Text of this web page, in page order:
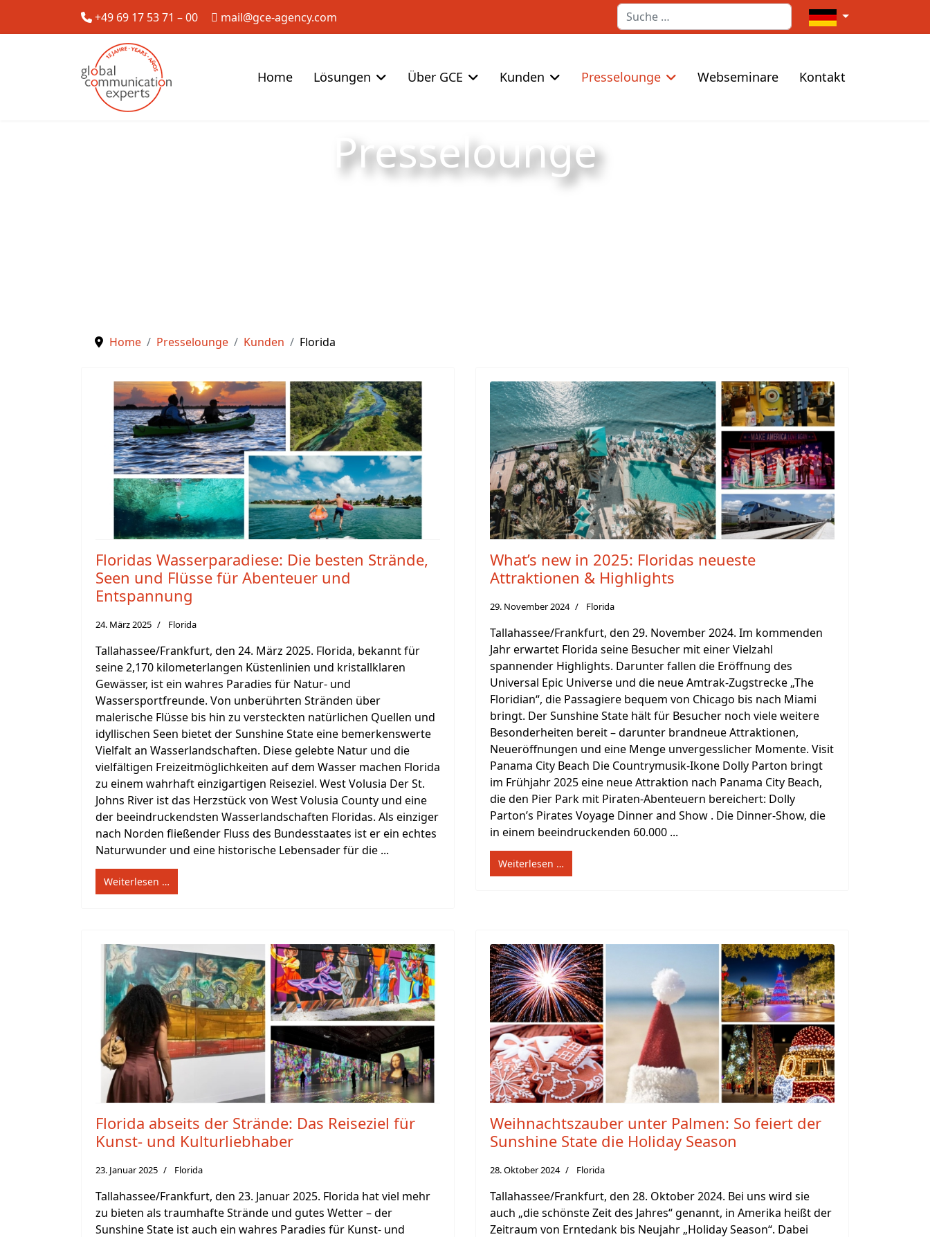
+49 69 17 53 71 – 00 mail@gce-agency.com Suchen Sprache auswählen
Home Lösungen Über GCE Kunden Presselounge Webseminare Kontakt
Presselounge
Home Presselounge Kunden Florida
Floridas Wasserparadiese: Die besten Strände,
Seen und Flüsse für Abenteuer und
Entspannung
24. März 2025 Florida
Tallahassee/Frankfurt, den 24. März 2025. Florida, bekannt für
seine 2,170 kilometerlangen Küstenlinien und kristallklaren
Gewässer, ist ein wahres Paradies für Natur- und
Wassersportfreunde. Von unberührten Stränden über
malerische Flüsse bis hin zu versteckten natürlichen Quellen und
idyllischen Seen bietet der Sunshine State eine bemerkenswerte
Vielfalt an Wasserlandschaften. Diese gelebte Natur und die
vielfältigen Freizeitmöglichkeiten auf dem Wasser machen Florida
zu einem wahrhaft einzigartigen Reiseziel. West Volusia Der St.
Johns River ist das Herzstück von West Volusia County und eine
der beeindruckendsten Wasserlandschaften Floridas. Als einziger
nach Norden fließender Fluss des Bundesstaates ist er ein echtes
Naturwunder und eine historische Lebensader für die ...
Weiterlesen …
What’s new in 2025: Floridas neueste
Attraktionen & Highlights
29. November 2024 Florida
Tallahassee/Frankfurt, den 29. November 2024. Im kommenden
Jahr erwartet Florida seine Besucher mit einer Vielzahl
spannender Highlights. Darunter fallen die Eröffnung des
Universal Epic Universe und die neue Amtrak-Zugstrecke „The
Floridian“, die Passagiere bequem von Chicago bis nach Miami
bringt. Der Sunshine State hält für Besucher noch viele weitere
Besonderheiten bereit – darunter brandneue Attraktionen,
Neueröffnungen und eine Menge unvergesslicher Momente. Visit
Panama City Beach Die Countrymusik-Ikone Dolly Parton bringt
im Frühjahr 2025 eine neue Attraktion nach Panama City Beach,
die den Pier Park mit Piraten-Abenteuern bereichert: Dolly
Parton’s Pirates Voyage Dinner and Show . Die Dinner-Show, die
in einem beeindruckenden 60.000 ...
Weiterlesen …
Florida abseits der Strände: Das Reiseziel für
Kunst- und Kulturliebhaber
23. Januar 2025 Florida
Tallahassee/Frankfurt, den 23. Januar 2025. Florida hat viel mehr
zu bieten als traumhafte Strände und gutes Wetter – der
Sunshine State ist auch ein wahres Paradies für Kunst- und
Weihnachtszauber unter Palmen: So feiert der
Sunshine State die Holiday Season
28. Oktober 2024 Florida
Tallahassee/Frankfurt, den 28. Oktober 2024. Bei uns wird sie
auch „die schönste Zeit des Jahres“ genannt, in Amerika heißt der
Zeitraum von Erntedank bis Neujahr „Holiday Season“. Dabei